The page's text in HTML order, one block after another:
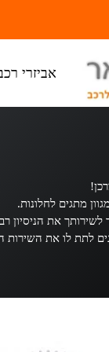
אביזרי
מתגים לחלונות.
את הניסיון
לתת לו את השירות